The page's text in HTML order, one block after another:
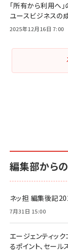
「所有から利用へ
ユースビジネスの
2025年12月16日 7:00
編集部から
ネッ担 編集後記
7月31日 15:00
エージェンティッ
るポイント、セー